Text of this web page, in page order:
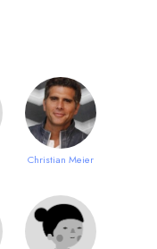
Christian Meier